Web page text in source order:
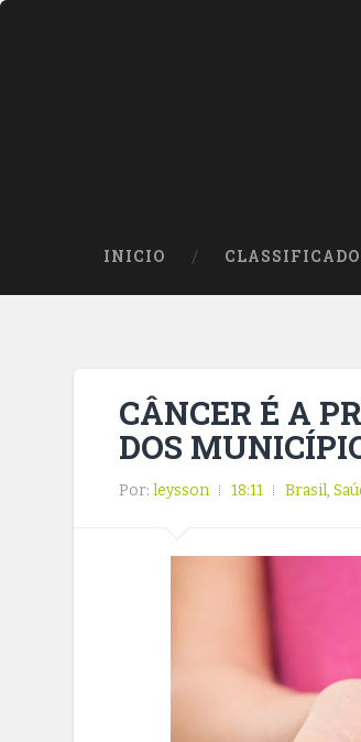
INICIO
CÂNCER É A
DOS
Por:leysson 18:11 Brasil,